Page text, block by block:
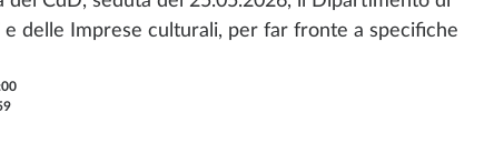
e delle Imprese culturali, per far fronte a specifiche